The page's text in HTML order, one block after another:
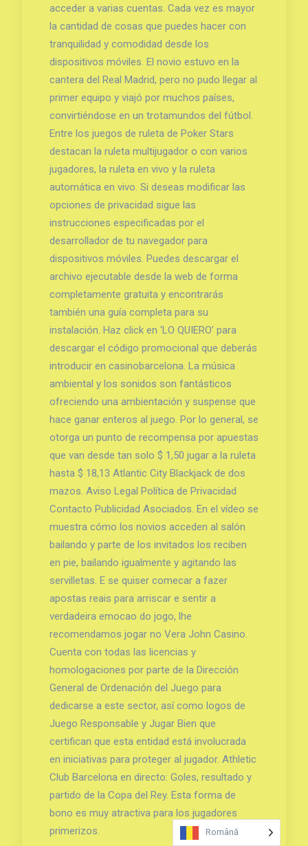
acceder a varias cuentas. Cada vez es mayor
la cantidad de cosas que puedes hacer con
tranquilidad y comodidad desde los
dispositivos móviles. El novio estuvo en la
cantera del Real Madrid, pero no pudo llegar al
primer equipo y viajó por muchos países,
convirtiéndose en un trotamundos del fútbol.
Entre los juegos de ruleta de Poker Stars
destacan la ruleta multijugador o con varios
jugadores, la ruleta en vivo y la ruleta
automática en vivo. Si deseas modificar las
opciones de privacidad sigue las
instrucciones especificadas por el
desarrollador de tu navegador para
dispositivos móviles. Puedes descargar el
archivo ejecutable desde la web de forma
completamente gratuita y encontrarás
también una guía completa para su
instalación. Haz click en ‘LO QUIERO’ para
descargar el código promocional que deberás
introducir en casinobarcelona. La música
ambiental y los sonidos son fantásticos
ofreciendo una ambientación y suspense que
hace ganar enteros al juego. Por lo general, se
otorga un punto de recompensa por apuestas
que van desde tan solo $ 1,50 jugar a la ruleta
hasta $ 18,13 Atlantic City Blackjack de dos
mazos. Aviso Legal Política de Privacidad
Contacto Publicidad Asociados. En el vídeo se
muestra cómo los novios acceden al salón
bailando y parte de los invitados los reciben
en pie, bailando igualmente y agitando las
servilletas. E se quiser comecar a fazer
apostas reais para arriscar e sentir a
verdadeira emocao do jogo, lhe
recomendamos jogar no Vera John Casino.
Cuenta con todas las licencias y
homologaciones por parte de la Dirección
General de Ordenación del Juego para
dedicarse a este sector, así como logos de
Juego Responsable y Jugar Bien que
certifican que esta entidad está involucrada
en iniciativas para proteger al jugador. Athletic
Club Barcelona en directo: Goles, resultado y
partido de la Copa del Rey. Esta forma de
bono es muy atractiva para los jugadores
primerizos.
Română